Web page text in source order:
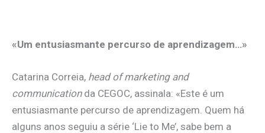
«Um entusiasmante percurso de aprendizagem…»
Catarina Correia, head of marketing and
communicationda CEGOC, assinala: «Este é um
entusiasmante percurso de aprendizagem. Quem há
alguns anos seguiu a série ‘Lie to Me’, sabe bem a